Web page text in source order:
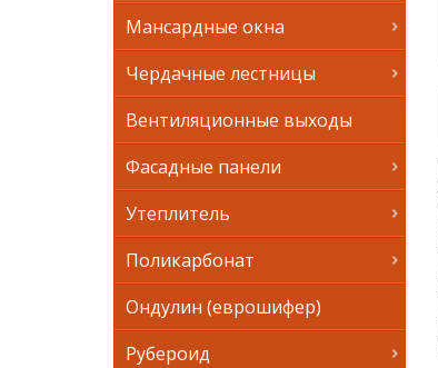
Мансардные окна
Чердачные лестницы
Вентиляционные выходы
Фасадные панели
Утеплитель
Поликарбонат
Ондулин (еврошифер)
Рубероид